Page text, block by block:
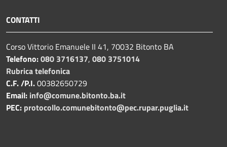
CONTATTI
Corso Vittorio Emanuele II 41, 70032 Bitonto BA
Telefono:080 3716137, 080 3751014
Rubrica telefonica
C.F. /P.I.00382650729
Email: info@comune.bitonto.ba.it
PEC: protocollo.comunebitonto@pec.rupar.puglia.it